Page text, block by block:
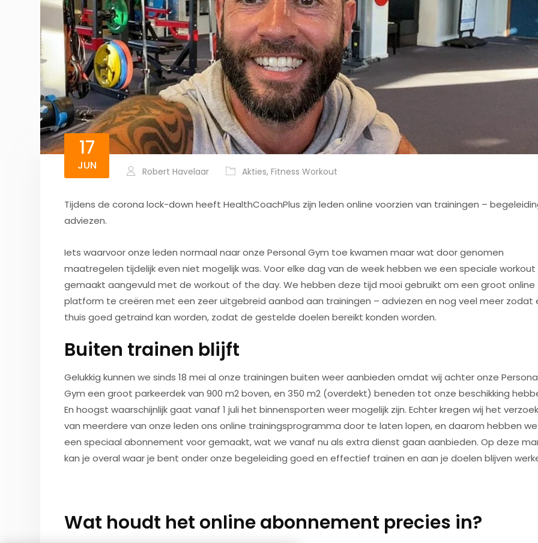
17
JUN Robert Havelaar Akties, Fitness Workout
Tijdens de corona lock-down heeft HealthCoachPlus zijn leden online voorzien van trainingen –
adviezen.
Iets waarvoor onze leden normaal naar onze Personal Gym toe kwamen maar wat door genomen
maatregelen tijdelijk even niet mogelijk was. Voor elke dag van de week hebben we een speciale workout
gemaakt aangevuld met de workout of the day. We hebben deze tijd mooi gebruikt om een groot online
platform te creëren met een zeer uitgebreid aanbod aan trainingen – adviezen en nog veel meer zodat
thuis goed getraind kan worden, zodat de gestelde doelen bereikt konden worden.
Buiten trainen blijft
Gelukkig kunnen we sinds 18 mei al onze trainingen buiten weer aanbieden omdat wij achter onze
Gym een groot parkeerdek van 900 m2 boven, en 350 m2 (overdekt) beneden tot onze beschikking
En hoogst waarschijnlijk gaat vanaf 1 juli het binnensporten weer mogelijk zijn. Echter kregen wij het verzoek
van meerdere van onze leden ons online trainingsprogramma door te laten lopen, en daarom hebben
een speciaal abonnement voor gemaakt, wat we vanaf nu als extra dienst gaan aanbieden. Op deze
kan je overal waar je bent onder onze begeleiding goed en effectief trainen en aan je doelen blijven
Wat houdt het online abonnement precies in?